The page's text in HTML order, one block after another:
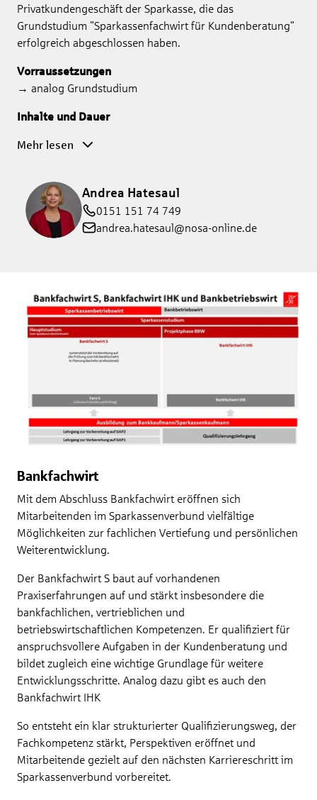
Privatkundengeschäft der Sparkasse, die das
Grundstudium "Sparkassenfachwirt für Kundenberatung"
erfolgreich abgeschlossen haben.
Vorraussetzungen
→ analog Grundstudium
Inhalte und Dauer
Mehr lesen
Andrea Hatesaul
0151 151 74 749
andrea.hatesaul@nosa-online.de
Bankfachwirt
Mit dem Abschluss Bankfachwirt eröffnen sich
Mitarbeitenden im Sparkassenverbund vielfältige
Möglichkeiten zur fachlichen Vertiefung und persönlichen
Weiterentwicklung.
Der Bankfachwirt S baut auf vorhandenen
Praxiserfahrungen auf und stärkt insbesondere die
bankfachlichen, vertrieblichen und
betriebswirtschaftlichen Kompetenzen. Er qualifiziert für
anspruchsvollere Aufgaben in der Kundenberatung und
bildet zugleich eine wichtige Grundlage für weitere
Entwicklungsschritte. Analog dazu gibt es auch den
Bankfachwirt IHK
So entsteht ein klar strukturierter Qualifizierungsweg, der
Fachkompetenz stärkt, Perspektiven eröffnet und
Mitarbeitende gezielt auf den nächsten Karriereschritt im
Sparkassenverbund vorbereitet.